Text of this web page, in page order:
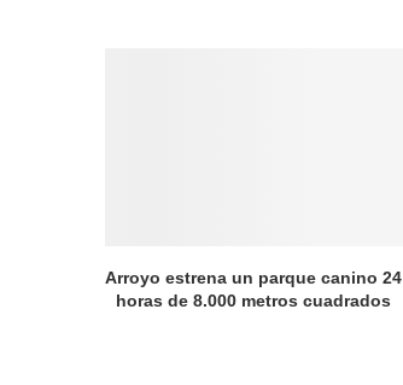
Arroyo estrena un parque canino 24
horas de 8.000 metros cuadrados